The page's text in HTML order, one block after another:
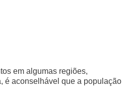
em algumas regiões,
é aconselhável que a população